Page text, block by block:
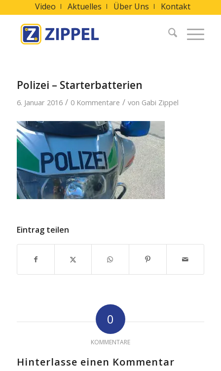
Video Aktuelles Über Uns Kontakt
Polizei – Starterbatterien
6. Januar 2016 / 0 Kommentare / von Gabi Zippel
Eintrag teilen
0
KOMMENTARE
Hinterlasse einen Kommentar